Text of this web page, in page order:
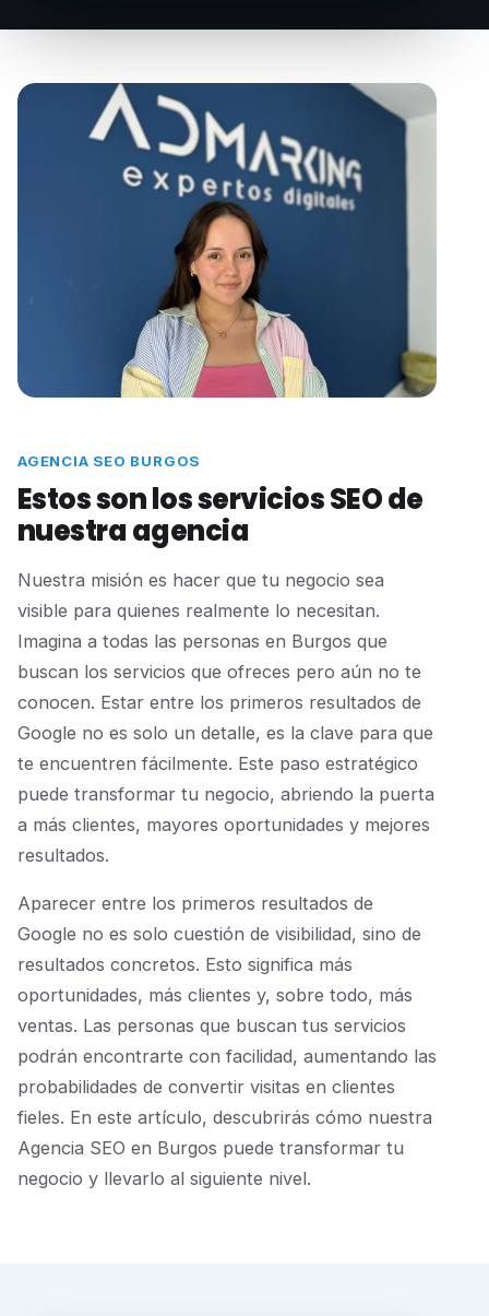
AGENCIA SEO BURGOS
Estos son los servicios SEO de
nuestra agencia
Nuestra misión es hacer que tu negocio sea
visible para quienes realmente lo necesitan.
Imagina a todas las personas en Burgos que
buscan los servicios que ofreces pero aún no te
conocen. Estar entre los primeros resultados de
Google no es solo un detalle, es la clave para que
te encuentren fácilmente. Este paso estratégico
puede transformar tu negocio, abriendo la puerta
a más clientes, mayores oportunidades y mejores
resultados.
Aparecer entre los primeros resultados de
Google no es solo cuestión de visibilidad, sino de
resultados concretos. Esto significa más
oportunidades, más clientes y, sobre todo, más
ventas. Las personas que buscan tus servicios
podrán encontrarte con facilidad, aumentando las
probabilidades de convertir visitas en clientes
fieles. En este artículo, descubrirás cómo nuestra
Agencia SEO en Burgos puede transformar tu
negocio y llevarlo al siguiente nivel.